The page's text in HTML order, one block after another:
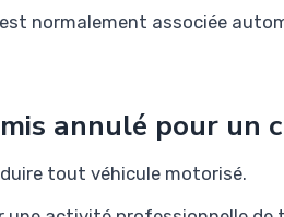
normalement associée
annulé pour un
tout véhicule motorisé.